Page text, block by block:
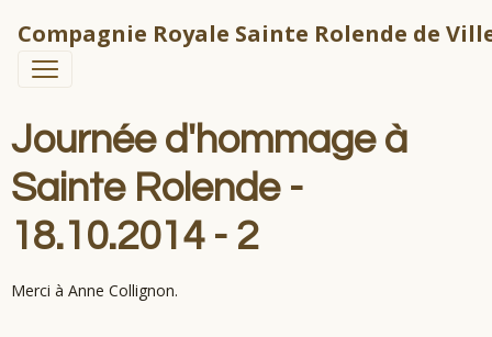
Compagnie Royale Sainte Rolende de
Journée d'hommage à
Sainte Rolende -
18.10.2014 - 2
Merci à Anne Collignon.